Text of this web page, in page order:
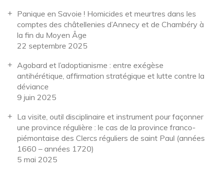
Panique en Savoie ! Homicides et meurtres dans les
comptes des châtellenies d’Annecy et de Chambéry à
la fin du Moyen Âge
22 septembre 2025
Agobard et l’adoptianisme : entre exégèse
antihérétique, affirmation stratégique et lutte contre la
déviance
9 juin 2025
La visite, outil disciplinaire et instrument pour façonner
une province régulière : le cas de la province franco-
piémontaise des Clercs réguliers de saint Paul (années
1660 – années 1720)
5 mai 2025